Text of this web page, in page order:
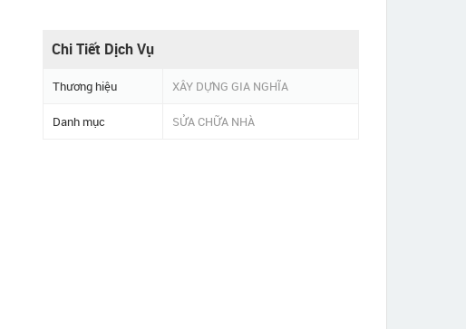
Chi Tiết Dịch Vụ
Thương hiệu XÂY DỰNG GIA NGHĨA
Danh mục SỬA CHỮA NHÀ